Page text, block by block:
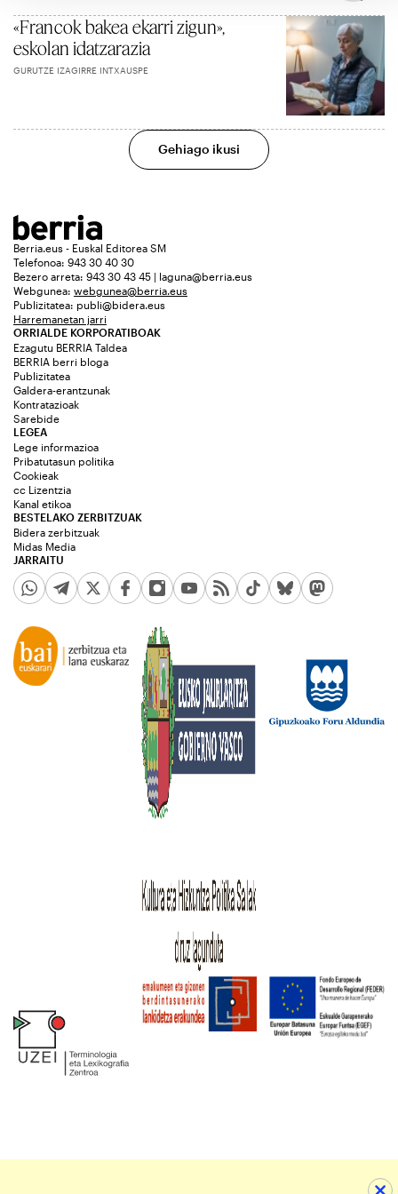
«Francok bakea ekarri zigun»,
eskolan idatzarazia
GURUTZE IZAGIRRE INTXAUSPE
Gehiago ikusi
Berria.eus - Euskal Editorea SM
Telefonoa: 943 30 40 30
Bezero arreta: 943 30 43 45 | laguna@berria.eus
Webgunea: webgunea@berria.eus
Publizitatea: publi@bidera.eus
Harremanetan jarri
ORRIALDE KORPORATIBOAK
Ezagutu BERRIA Taldea
BERRIA berri bloga
Publizitatea
Galdera-erantzunak
Kontratazioak
Sarebide
JARRAITU
LEGEA
Lege informazioa
Pribatutasun politika
Cookieak
cc Lizentzia
Kanal etikoa
BESTELAKO ZERBITZUAK
Bidera zerbitzuak
Midas Media